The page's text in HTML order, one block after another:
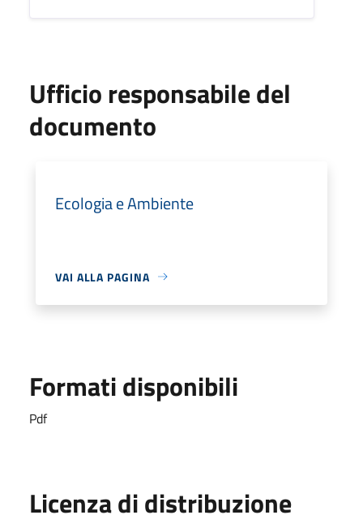
Ufficio responsabile del
documento
Ecologia e Ambiente
VAI ALLA PAGINA
Formati disponibili
Pdf
Licenza di distribuzione